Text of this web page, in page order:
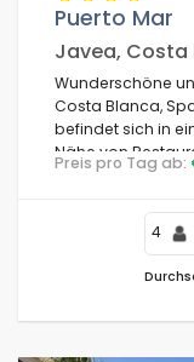
Weitere
Puerto Mar
Javea, Costa
Wunderschöne
Costa Blanca,
befindet sich in
Nähe von
Supermärkten,
Preis pro Tag ab:
4